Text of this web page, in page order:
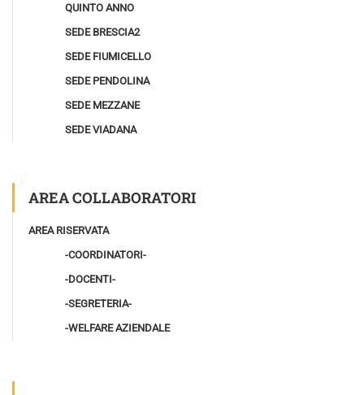
QUINTO ANNO
SEDE BRESCIA2
SEDE FIUMICELLO
SEDE PENDOLINA
SEDE MEZZANE
SEDE VIADANA
AREA COLLABORATORI
AREA RISERVATA
-COORDINATORI-
-DOCENTI-
-SEGRETERIA-
-WELFARE AZIENDALE